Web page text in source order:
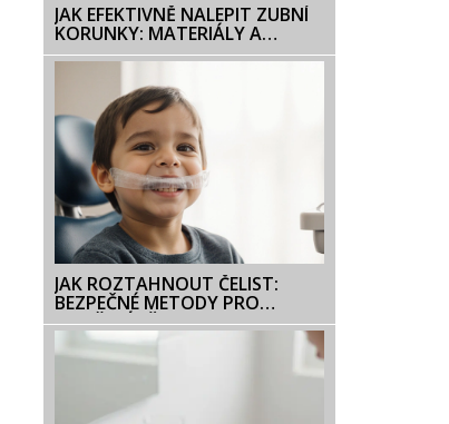
JAK EFEKTIVNĚ NALEPIT ZUBNÍ
KORUNKY: MATERIÁLY A
METODY
JAK ROZTAHNOUT ČELIST:
BEZPEČNÉ METODY PRO
ZLEPŠENÍ PŘEDKUSU